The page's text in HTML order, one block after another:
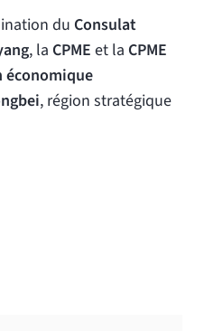
du Consulat
, la CPME et la CPME
économique
, région stratégique